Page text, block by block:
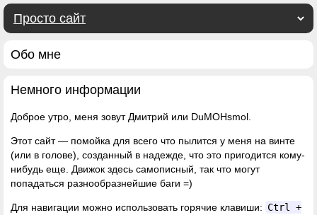
Обо мне
Немного информации
Доброе утро , меня зовут Дмитрий или DuMOHsmol.
Этот сайт — помойка для всего что пылится у меня на винте
(или в голове), созданный в надежде, что это пригодится кому-
нибудь еще. Движок здесь самописный, так что могут
попадаться разнообразнейшие баги =)
Для навигации можно использовать горячие клавиши: Ctrl +